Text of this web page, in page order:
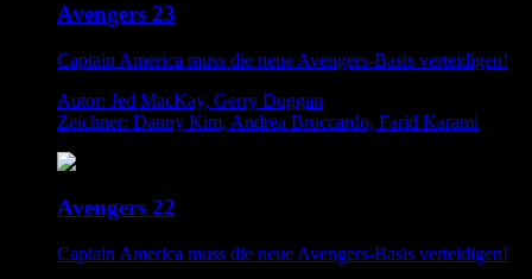
Avengers 23
Captain America muss die neue Avengers-Basis verteidigen!
Autor: Jed MacKay, Gerry Duggan
Zeichner: Danny Kim, Andrea Broccardo, Farid Karami
Avengers 22
Captain America muss die neue Avengers-Basis verteidigen!